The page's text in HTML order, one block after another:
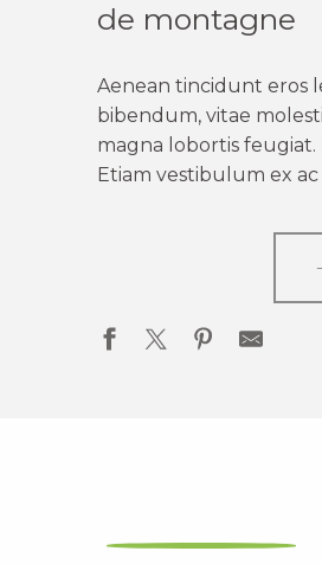
de montagne
Aenean tincidunt eros
bibendum, vitae
magna lobortis
Etiam vestibulum ex